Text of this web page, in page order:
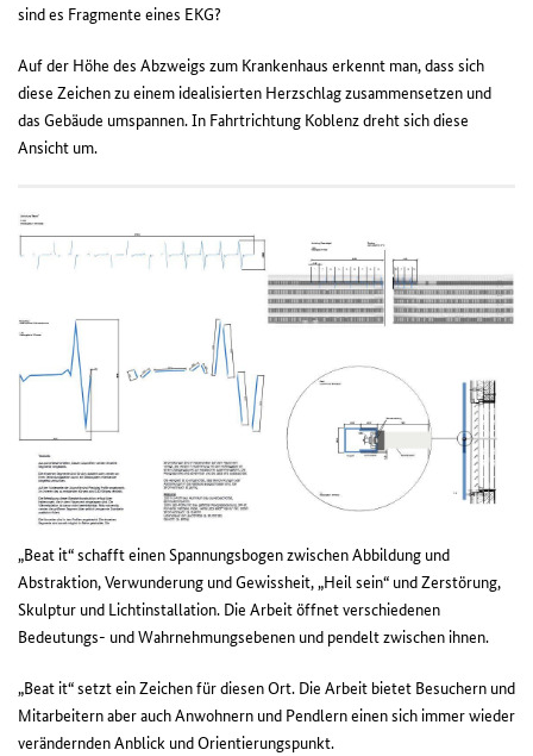
sind es Fragmente eines EKG?
Auf der Höhe des Abzweigs zum Krankenhaus erkennt man, dass sich
diese Zeichen zu einem idealisierten Herzschlag zusammensetzen und
das Gebäude umspannen. In Fahrtrichtung Koblenz dreht sich diese
Ansicht um.
„Beat it“ schafft einen Spannungsbogen zwischen Abbildung und
Abstraktion, Verwunderung und Gewissheit, „Heil sein“ und Zerstörung,
Skulptur und Lichtinstallation. Die Arbeit öffnet verschiedenen
Bedeutungs- und Wahrnehmungsebenen und pendelt zwischen ihnen.
„Beat it“ setzt ein Zeichen für diesen Ort. Die Arbeit bietet Besuchern und
Mitarbeitern aber auch Anwohnern und Pendlern einen sich immer wieder
verändernden Anblick und Orientierungspunkt.